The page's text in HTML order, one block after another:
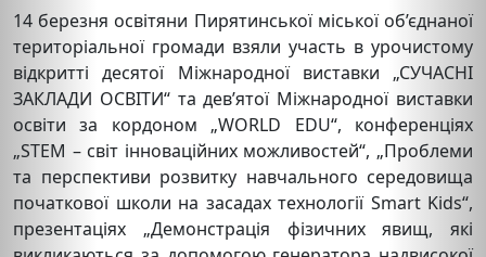
14 березня освітяни Пирятинської міської об’єднаної
територіальної громади взяли участь в урочистому
відкритті десятої Міжнародної виставки „СУЧАСНІ
ЗАКЛАДИ ОСВІТИ“ та дев’ятої Міжнародної виставки
освіти за кордоном „WORLD EDU“, конференціях
„SТЕM – світ інноваційних можливостей“, „Проблеми
та перспективи розвитку навчального середовища
початкової школи на засадах технології Smart Kids“,
презентаціях „Демонстрація фізичних явищ, які